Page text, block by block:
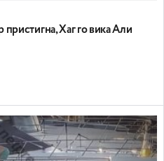
пристигна, Хаг го вика Али